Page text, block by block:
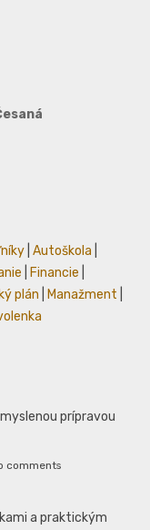
Autoškola
Financie
plán Manažment
prípravou
comments
a praktickým